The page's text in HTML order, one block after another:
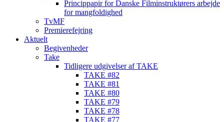
Princippapir for Danske Filminstruktørers arbejde
for mangfoldighed
TvMF
Premierefejring
Aktuelt
Begivenheder
Take
Tidligere udgivelser af TAKE
TAKE #82
TAKE #81
TAKE #80
TAKE #79
TAKE #78
TAKE #77